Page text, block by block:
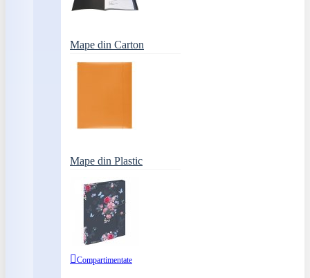
Mape din Carton
Mape din Plastic
Compartimentate